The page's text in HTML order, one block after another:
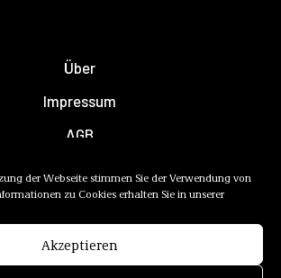
der Webseite stimmen Sie der Verwendung von
zu Cookies erhalten Sie in unserer
Akzeptieren
Über
Impressum
AGB
Newsletter